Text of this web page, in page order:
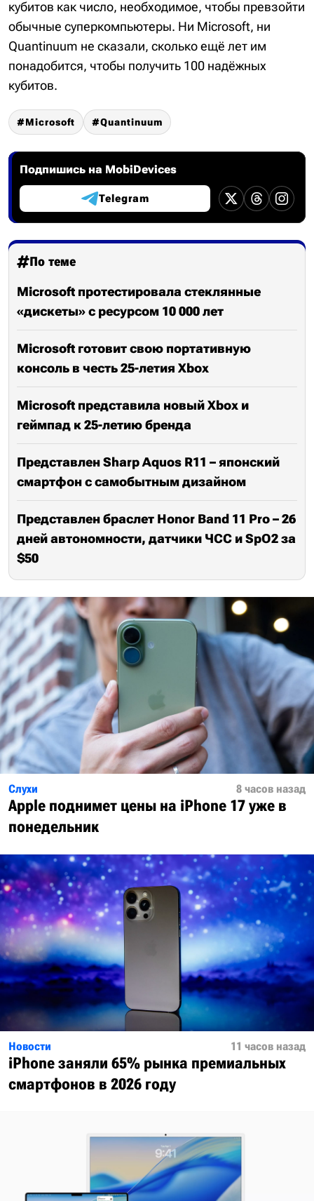
кубитов как число, необходимое, чтобы превзойти
обычные суперкомпьютеры. Ни Microsoft, ни
Quantinuum не сказали, сколько ещё лет им
понадобится, чтобы получить 100 надёжных
кубитов.
Microsoft Quantinuum
Подпишись на MobiDevices
Telegram
По теме
Microsoft протестировала стеклянные
«дискеты» с ресурсом 10 000 лет
Microsoft готовит свою портативную
консоль в честь 25-летия Xbox
Microsoft представила новый Xbox и
геймпад к 25-летию бренда
Представлен Sharp Aquos R11 – японский
смартфон с самобытным дизайном
Представлен браслет Honor Band 11 Pro – 26
дней автономности, датчики ЧСС и SpO2 за
$50
Слухи 8 часов назад
Apple поднимет цены на iPhone 17 уже в
понедельник
Новости 11 часов назад
iPhone заняли 65% рынка премиальных
смартфонов в 2026 году